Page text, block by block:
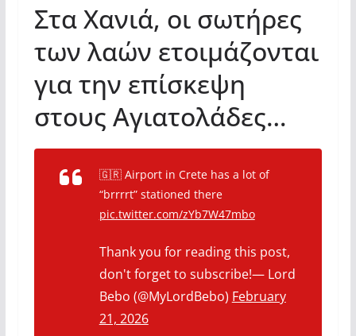
Στα Χανιά, οι σωτήρες
των λαών ετοιμάζονται
για την επίσκεψη
στους Αγιατολάδες…
🇬🇷 Airport in Crete has a lot of
“brrrrt” stationed there
pic.twitter.com/zYb7W47mbo
Thank you for reading this post,
don't forget to subscribe!— Lord
Bebo (@MyLordBebo) February
21, 2026